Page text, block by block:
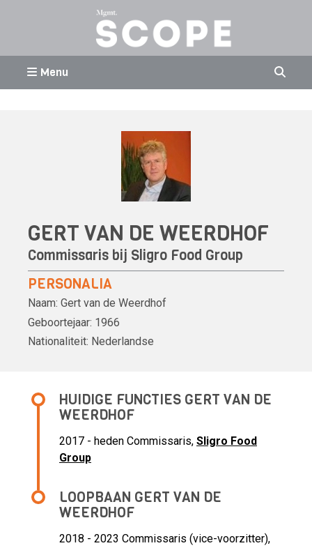
Menu
GERT VAN DE WEERDHOF
Commissaris bij Sligro Food Group
PERSONALIA
Naam: Gert van de Weerdhof
Geboortejaar: 1966
Nationaliteit: Nederlandse
HUIDIGE FUNCTIES GERT VAN DE
WEERDHOF
2017 - heden Commissaris, Sligro Food
Group
LOOPBAAN GERT VAN DE
WEERDHOF
2018 - 2023 Commissaris (vice-voorzitter),